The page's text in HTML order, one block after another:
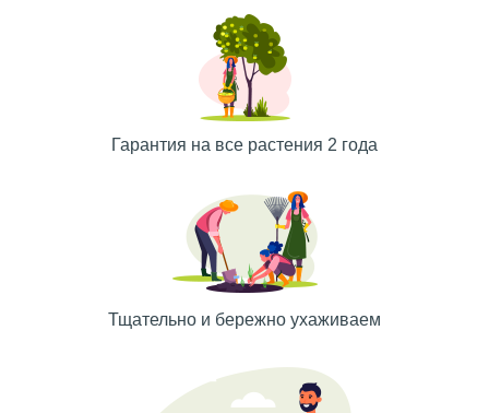
Гарантия на все растения 2 года
Тщательно и бережно ухаживаем